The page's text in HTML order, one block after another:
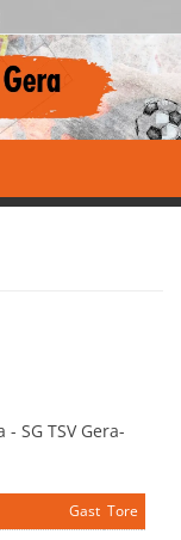
SG TSV Gera-
Gast Tore